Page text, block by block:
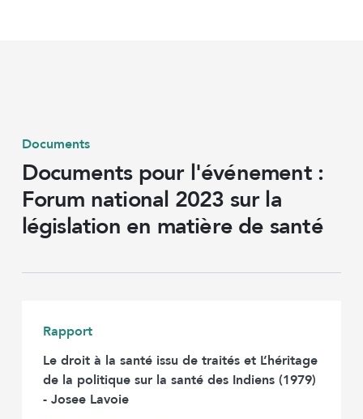
Documents
Documents pour l'événement :
Forum national 2023 sur la
législation en matière de santé
Rapport
Le droit à la santé issu de traités et L’héritage
de la politique sur la santé des Indiens (1979)
- Josee Lavoie